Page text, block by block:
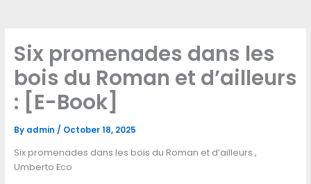
Six promenades dans les
bois du Roman et d’ailleurs
: [E-Book]
By admin / October 18, 2025
Six promenades dans les bois du Roman et d’ailleurs ,
Umberto Eco